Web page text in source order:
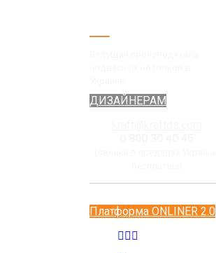
ДИЗАЙНЕРАМ
Платформа ONLINER 2.0